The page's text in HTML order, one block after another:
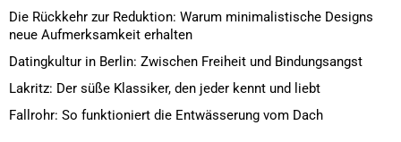
Die Rückkehr zur Reduktion: Warum minimalistische Designs
neue Aufmerksamkeit erhalten
Datingkultur in Berlin: Zwischen Freiheit und Bindungsangst
Lakritz: Der süße Klassiker, den jeder kennt und liebt
Fallrohr: So funktioniert die Entwässerung vom Dach